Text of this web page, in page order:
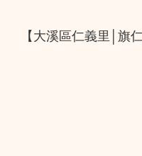
【大溪區仁義里│旗